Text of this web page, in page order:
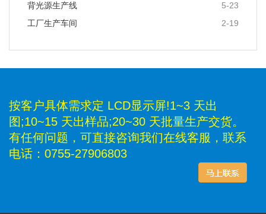
5-23
背光源生产线
2-19
工厂生产车间
按客户具体需求定 LCD显示屏!1~3 天出
图;10~15 天出样品;20~30 天批量生产交货。
有任何问题，可直接咨询我们在线客服，联系
电话：0755-27906803